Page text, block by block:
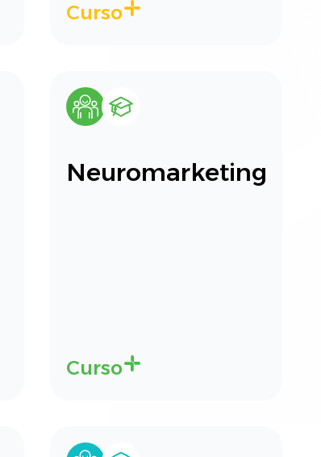
Curso
Neuromarketing
Curso